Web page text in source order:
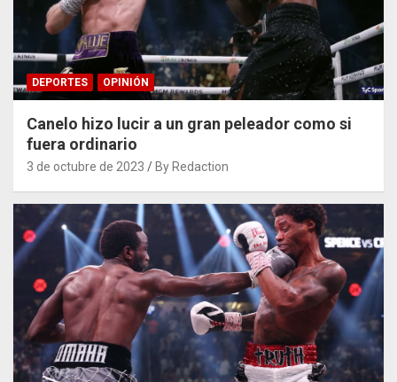
DEPORTES OPINIÓN
Canelo hizo lucir a un gran peleador como si
fuera ordinario
3 de octubre de 2023 By Redaction